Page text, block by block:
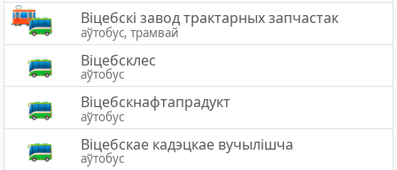
Віцебскі завод трактарных запчастак
аўтобус, трамвай
Віцебсклес
аўтобус
Віцебскнафтапрадукт
аўтобус
Віцебскае кадэцкае вучылішча
аўтобус